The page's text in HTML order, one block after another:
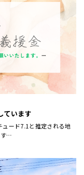
ています
ード7.1と推定される地
す…